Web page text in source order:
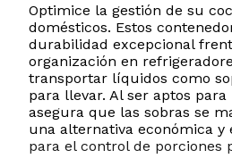
Optimice la gestión de su
domésticos. Estos
durabilidad excepcional
organización en
transportar líquidos como
para llevar. Al ser aptos
asegura que las sobras se
una alternativa económica y
para el control de porciones